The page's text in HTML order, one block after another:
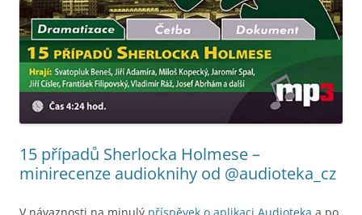
15 případů Sherlocka Holmese –
minirecenze audioknihy od @audioteka_cz